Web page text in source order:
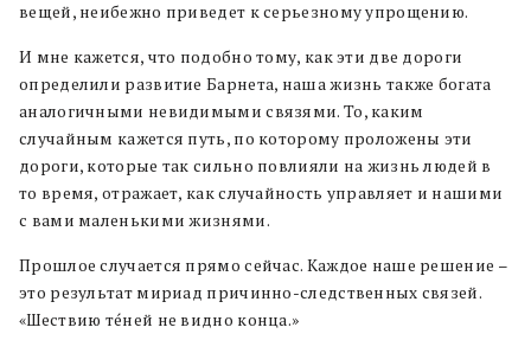
вещей, неибежно приведет к серьезному упрощению.
И мне кажется, что подобно тому, как эти две дороги
определили развитие Барнета, наша жизнь также богата
аналогичными невидимыми связями. То, каким
случайным кажется путь, по которому проложены эти
дороги, которые так сильно повлияли на жизнь людей в
то время, отражает, как случайность управляет и нашими
с вами маленькими жизнями.
Прошлое случается прямо сейчас. Каждое наше решение –
это результат мириад причинно-следственных связей.
«Шествию те́ней не видно конца.»